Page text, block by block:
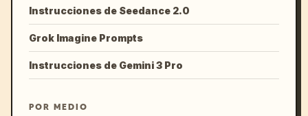
Instrucciones de Seedance 2.0
Grok Imagine Prompts
Instrucciones de Gemini 3 Pro
POR MEDIO